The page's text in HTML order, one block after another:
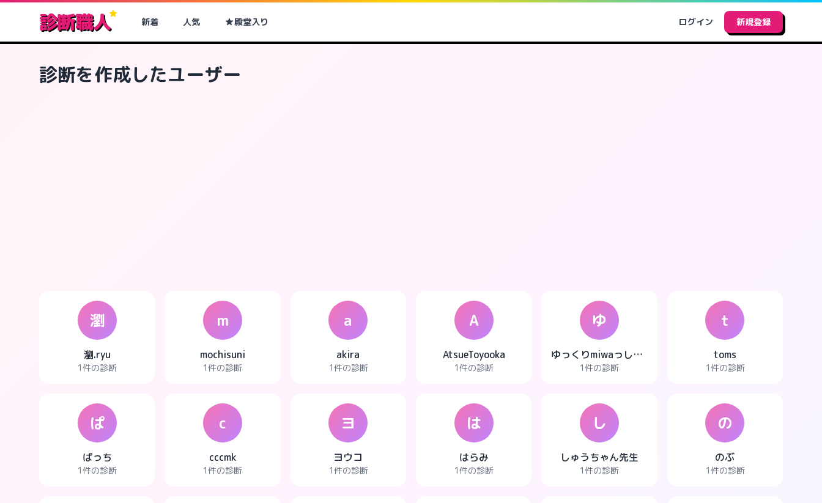
診断職人 新着 人気 殿堂入り ログイン 新規登録
診断を作成したユーザー
瀏
瀏.ryu
1件の診断
m
mochisuni
1件の診断
a
akira
1件の診断
A
AtsueToyooka
1件の診断
ゆ
ゆっくりmiwaっしー☆
1件の診断
t
toms
1件の診断
ぱ
ぱっち
1件の診断
c
cccmk
1件の診断
ヨ
ヨウコ
1件の診断
は
はらみ
1件の診断
し
しゅうちゃん先生
1件の診断
の
のぶ
1件の診断